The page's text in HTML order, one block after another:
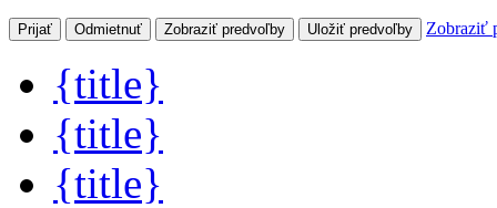
Prijať Odmietnuť Zobraziť predvoľby Uložiť predvoľby Zobraziť
{title}
{title}
{title}